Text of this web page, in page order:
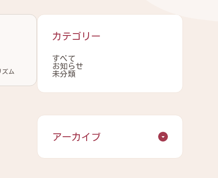
カテゴリー
すべて
お知らせ
未分類
アーカイブ